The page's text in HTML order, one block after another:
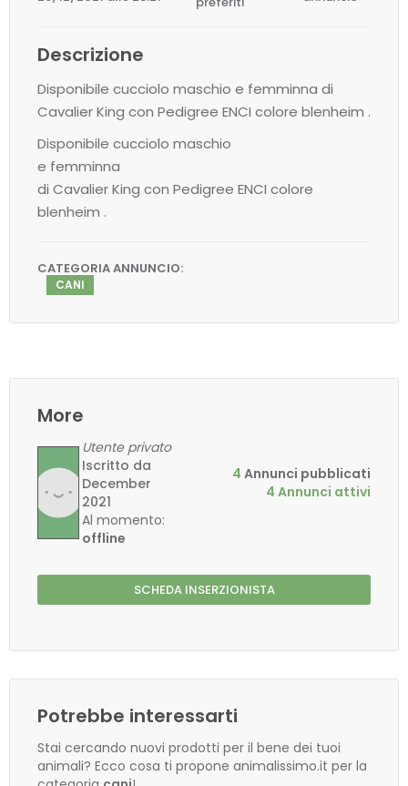
Descrizione
Disponibile cucciolo maschio e femminna di
Cavalier King con Pedigree ENCI colore blenheim .
Disponibile cucciolo maschio
e femminna
di Cavalier King con Pedigree ENCI colore
blenheim .
CATEGORIA ANNUNCIO:
CANI
More
Utente privato
Iscritto da
December
2021
Al momento:
offline
4 Annunci pubblicati
4 Annunci attivi
SCHEDA INSERZIONISTA
Potrebbe interessarti
Stai cercando nuovi prodotti per il bene dei tuoi
animali? Ecco cosa ti propone animalissimo.it per la